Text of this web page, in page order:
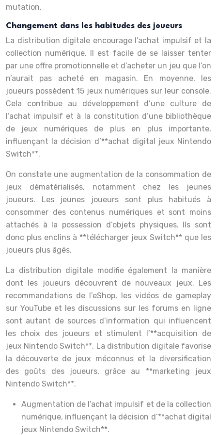
mutation.
Changement dans les habitudes des joueurs
La distribution digitale encourage l’achat impulsif et la
collection numérique. Il est facile de se laisser tenter
par une offre promotionnelle et d’acheter un jeu que l’on
n’aurait pas acheté en magasin. En moyenne, les
joueurs possèdent 15 jeux numériques sur leur console.
Cela contribue au développement d’une culture de
l’achat impulsif et à la constitution d’une bibliothèque
de jeux numériques de plus en plus importante,
influençant la décision d’**achat digital jeux Nintendo
Switch**.
On constate une augmentation de la consommation de
jeux dématérialisés, notamment chez les jeunes
joueurs. Les jeunes joueurs sont plus habitués à
consommer des contenus numériques et sont moins
attachés à la possession d’objets physiques. Ils sont
donc plus enclins à **télécharger jeux Switch** que les
joueurs plus âgés.
La distribution digitale modifie également la manière
dont les joueurs découvrent de nouveaux jeux. Les
recommandations de l’eShop, les vidéos de gameplay
sur YouTube et les discussions sur les forums en ligne
sont autant de sources d’information qui influencent
les choix des joueurs et stimulent l’**acquisition de
jeux Nintendo Switch**. La distribution digitale favorise
la découverte de jeux méconnus et la diversification
des goûts des joueurs, grâce au **marketing jeux
Nintendo Switch**.
Augmentation de l’achat impulsif et de la collection
numérique, influençant la décision d’**achat digital
jeux Nintendo Switch**.